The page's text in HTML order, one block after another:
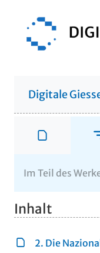
Digitale
Inhalt
2. Die